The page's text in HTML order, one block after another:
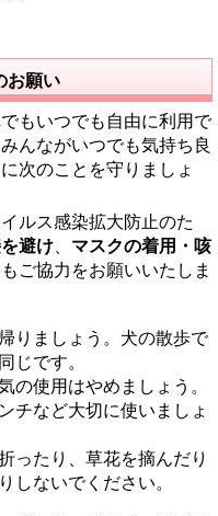
お願い
もいつでも自由に利用で
んながいつでも気持ち良
次のことを守りましょ
ルス感染拡大防止のた
避け
マスクの着用・咳
ご協力をお願いいたしま
りましょう。犬の散歩で
じです。
の使用はやめましょう。
チなど大切に使いましょ
ったり、草花を摘んだり
しないでください。